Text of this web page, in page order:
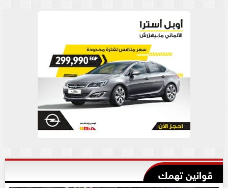
قوانين تهمك